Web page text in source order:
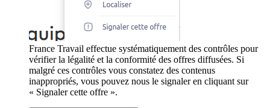
France Travail effectue systématiquement des contrôles pour
vérifier la légalité et la conformité des offres diffusées. Si
malgré ces contrôles vous constatez des contenus
inappropriés, vous pouvez nous le signaler en cliquant sur
« Signaler cette offre ».